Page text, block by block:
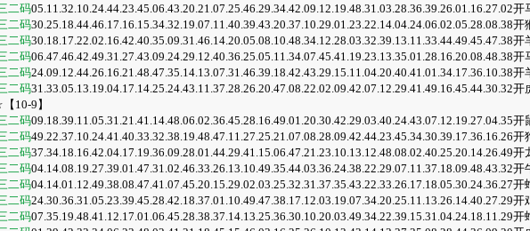
二码05.11.32.10.24.44.23.45.06.43.20.21.07.25.46.29.34.42.09.12.19.48.31.03.28.36.39.26.01.16.27.02开
二码30.25.18.44.46.17.16.15.34.32.19.07.11.40.39.43.20.37.10.29.01.23.22.14.04.24.06.02.05.28.08.38开
二码30.18.17.22.02.16.42.40.35.09.31.46.14.20.05.08.10.48.34.12.28.03.32.39.13.11.33.44.49.45.47.38开
二码06.47.46.42.49.31.27.43.09.24.29.12.40.36.25.05.11.34.07.45.41.19.23.13.35.01.28.16.20.08.48.38开
二码24.09.12.44.26.16.21.48.47.35.14.13.07.31.46.39.18.42.43.29.15.11.04.20.40.41.01.34.17.36.10.38开
二码31.33.05.13.19.04.17.14.25.24.43.11.37.28.26.20.47.08.22.02.09.42.07.12.29.41.49.16.45.44.30.32开
9】
二码09.18.39.11.05.31.21.41.14.48.06.02.36.45.28.16.49.01.20.30.42.29.03.40.24.43.07.12.19.27.04.35开
二码49.22.37.10.24.41.40.33.32.38.19.48.47.11.27.25.21.07.08.28.09.42.44.23.45.34.30.39.17.36.16.26开
二码37.34.18.16.42.04.17.19.36.09.28.01.44.29.41.15.06.47.21.23.10.13.12.48.08.02.40.25.20.14.26.49开
二码04.14.08.19.27.39.01.47.31.02.46.33.26.13.10.49.35.44.03.36.24.38.22.29.07.11.37.18.09.48.43.32开
二码04.14.01.12.49.38.08.47.41.07.45.20.15.29.02.03.25.32.31.37.35.43.22.33.26.17.18.05.30.24.36.27开
二码24.30.36.31.05.23.39.45.28.42.18.37.01.10.49.47.38.17.12.03.19.07.34.20.25.11.13.26.14.40.27.29开
二码07.35.19.48.41.12.17.01.06.45.28.38.37.14.13.25.36.30.10.20.03.49.34.22.39.15.31.04.24.18.11.29开